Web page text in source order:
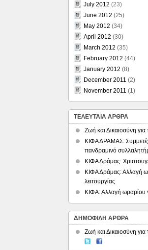
July 2012 (23)
June 2012 (25)
May 2012 (34)
April 2012 (30)
March 2012 (35)
February 2012 (44)
January 2012 (8)
December 2011 (2)
November 2011 (1)
ΤΕΛΕΥΤΑΙΑ ΑΡΘΡΑ
Ζωή και Δικαιοσύνη για
ΚΙΦΑ ΔΡΑΜΑΣ:
πανδραμινό
ΚΙΦΑ Δράμας:
ΚΙΦΑ Δράμας: Αλλαγή
λειτουργίας
ΚΙΦΑ: Αλλαγή ωραρίου
ΔΗΜΟΦΙΛΗ ΑΡΘΡΑ
Ζωή και Δικαιοσύνη για